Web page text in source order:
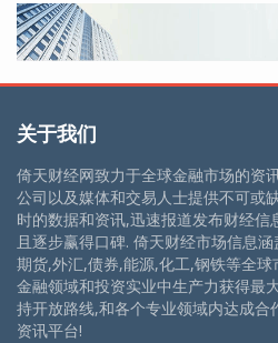
关于我们
倚天财经网致力于全球金融市场的资
公司以及媒体和交易人士提供不可或
时的数据和资讯,迅速报道发布财经
且逐步赢得口碑. 倚天财经市场信息
期货,外汇,债券,能源,化工,钢铁等全
金融领域和投资实业中生产力获得最
持开放路线,和各个专业领域内达成
资讯平台!